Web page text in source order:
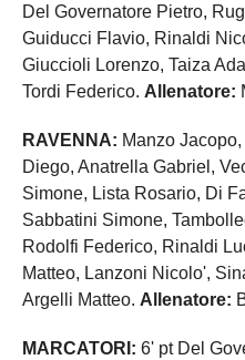
Del Governatore Pietro,
Guiducci Flavio, Rinaldi
Giuccioli Lorenzo, Taiza
Tordi Federico. Allenatore:
RAVENNA: Manzo
Diego, Anatrella Gabriel,
Simone, Lista Rosario, Di
Sabbatini Simone,
Rodolfi Federico, Rinaldi
Matteo, Lanzoni Nicolo',
Argelli Matteo. Allenatore:
MARCATORI: 6' pt Del